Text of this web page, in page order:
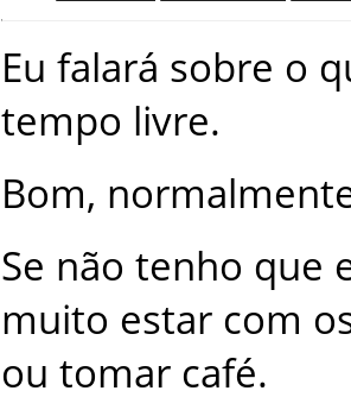
Eu falará sobre o
tempo livre.
Bom,
Se não tenho que
muito estar com
ou tomar café.